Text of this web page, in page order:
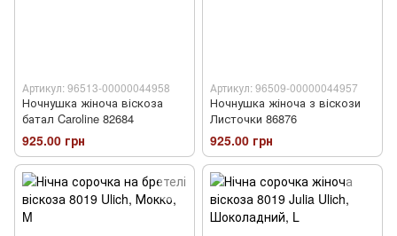
Артикул: 96513-00000044958
Ночнушка жіноча віскоза
батал Caroline 82684
925.00 грн
Артикул: 96509-00000044957
Ночнушка жіноча з віскози
Листочки 86876
925.00 грн